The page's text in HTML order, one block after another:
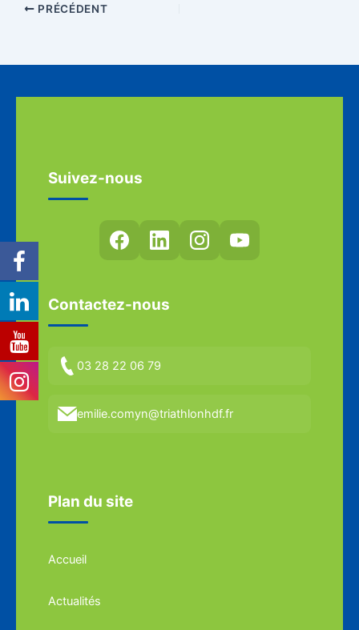
PRÉCÉDENT
Suivez-nous
Contactez-nous
03 28 22 06 79
emilie.comyn@triathlonhdf.fr
Plan du site
Accueil
Actualités